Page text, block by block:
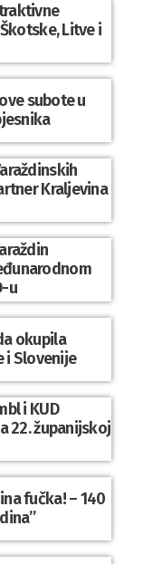
Litve i
subote u
Kraljevina
u
okupila
i Slovenije
i KUD
22. županijskoj
fučka! – 140